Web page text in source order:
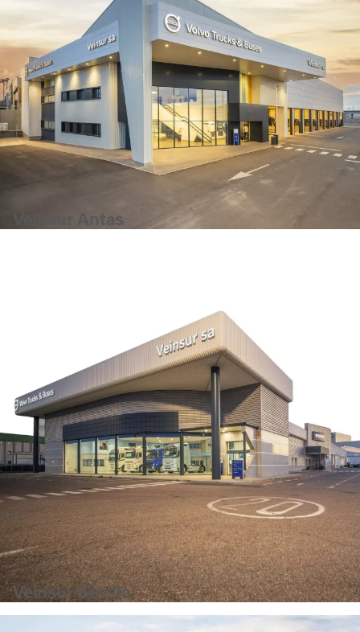
Veinsur Antas
Veinsur Sevilla